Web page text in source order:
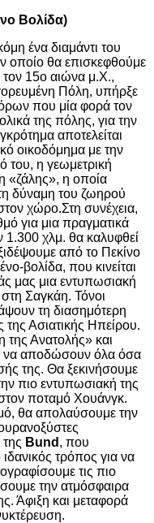
Βολίδα)
ένα διαμάντι του
οποίο θα επισκεφθούμε
15ο αιώνα μ.Χ.,
Πόλη, υπήρξε
που μία φορά τον
της πόλης, για την
αποτελείται
οικοδόμημα με την
του, η γεωμετρική
«ζάλης», η οποία
δύναμη του ζωηρού
χώρο.Στη συνέχεια,
για μια πραγματικά
1.300 χλμ. θα καλυφθεί
από το Πεκίνο
βολίδα, που κινείται
μας μια εντυπωσιακή
Σαγκάη. Τόνοι
τη διασημότερη
Ασιατικής Ηπείρου.
Ανατολής» και
να αποδώσουν όλα όσα
της. Θα ξεκινήσουμε
πιο εντυπωσιακή της
ποταμό Χουάνγκ.
θα απολαύσουμε την
της Bund , που
τρόπος για να
τις πιο
την ατμόσφαιρα
Άφιξη και μεταφορά